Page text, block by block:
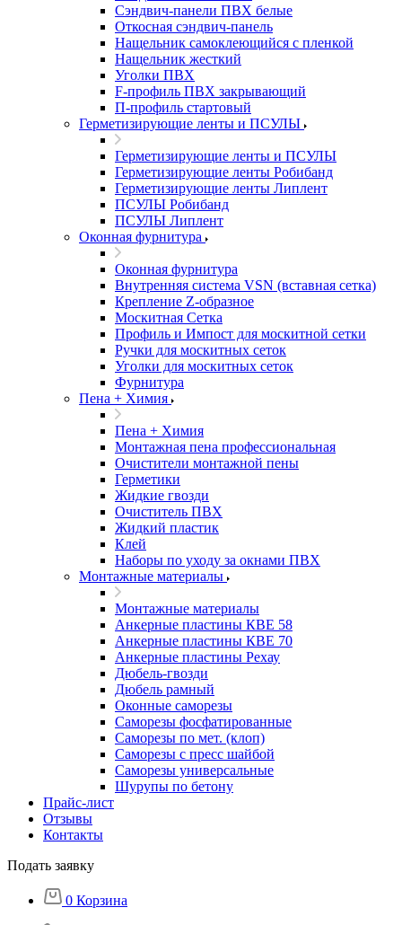
Сэндвич-панели ПВХ белые
Откосная сэндвич-панель
Нащельник самоклеющийся с пленкой
Нащельник жесткий
Уголки ПВХ
F-профиль ПВХ закрывающий
П-профиль стартовый
Герметизирующие ленты и ПСУЛЫ
Герметизирующие ленты и ПСУЛЫ
Герметизирующие ленты Робибанд
Герметизирующие ленты Липлент
ПСУЛЫ Робибанд
ПСУЛЫ Липлент
Оконная фурнитура
Оконная фурнитура
Внутренняя система VSN (вставная сетка)
Крепление Z-образное
Москитная Сетка
Профиль и Импост для москитной сетки
Ручки для москитных сеток
Уголки для москитных сеток
Фурнитура
Пена + Химия
Пена + Химия
Монтажная пена профессиональная
Очистители монтажной пены
Герметики
Жидкие гвозди
Очиститель ПВХ
Жидкий пластик
Клей
Наборы по уходу за окнами ПВХ
Монтажные материалы
Монтажные материалы
Анкерные пластины КВЕ 58
Анкерные пластины КВЕ 70
Анкерные пластины Рехау
Дюбель-гвозди
Дюбель рамный
Оконные саморезы
Саморезы фосфатированные
Саморезы по мет. (клоп)
Саморезы с пресс шайбой
Саморезы универсальные
Шурупы по бетону
Прайс-лист
Отзывы
Контакты
Подать заявку
0 Корзина